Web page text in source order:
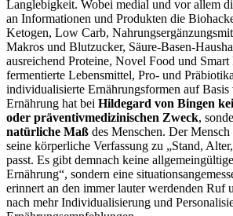
Langlebigkeit. Wobei medial und vor allem
an Informationen und Produkten die
Ketogen, Low Carb,
Makros und Blutzucker, Säure-Basen-
ausreichend Proteine, Novel Food und
fermentierte Lebensmittel, Pro- und
individualisierte Ernährungsformen auf Basis
Ernährung hat bei Hildegard von Bingen
oder präventivmedizinischen Zweck,
natürliche Maß des Menschen. Der Mensch
seine körperliche Verfassung zu „Stand,
passt. Es gibt demnach keine
Ernährung“, sondern eine
erinnert an den immer lauter werdenden Ruf
nach mehr Individualisierung und